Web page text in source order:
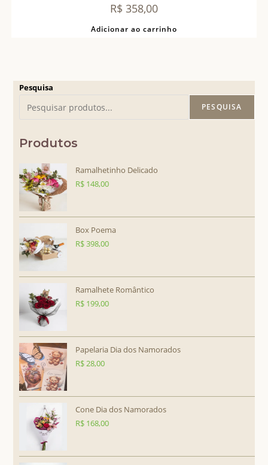
R$ 358,00
Adicionar ao carrinho
Pesquisa
PESQUISA
Produtos
Ramalhetinho Delicado
R$ 148,00
Box Poema
R$398,00
Ramalhete Romântico
R$ 199,00
Papelaria Dia dos Namorados
R$28,00
Cone Dia dos Namorados
R$ 168,00